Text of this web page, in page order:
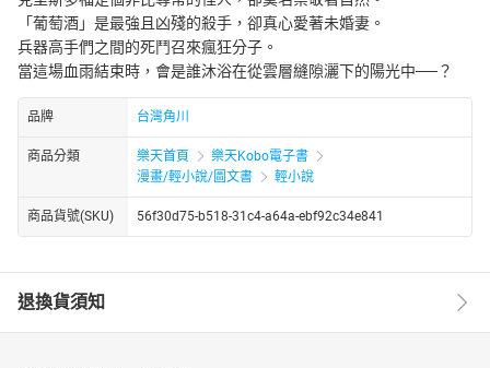
「葡萄酒」是最強且凶殘的殺手，卻真心愛著未婚妻。
兵器高手們之間的死鬥召來瘋狂分子。
當這場血雨結束時，會是誰沐浴在從雲層縫隙灑下的陽光中──？
品牌 台灣角川
商品分類 樂天首頁
樂天Kobo電子書
漫畫/輕小說/圖文書
輕小說
商品貨號(SKU) 56f30d75-b518-31c4-a64a-ebf92c34e841
退換貨須知